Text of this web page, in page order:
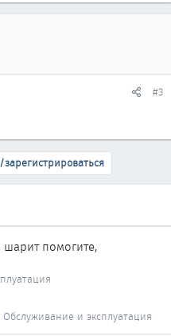
#3
шарит помогите,
Обслуживание и эксплуатация